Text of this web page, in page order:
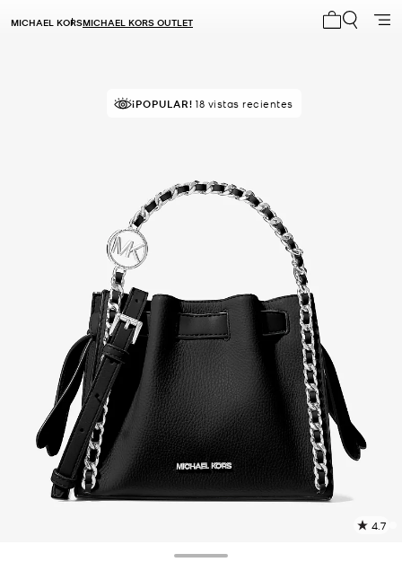
MICHAEL KORSMICHAEL KORS OUTLET
MEJOR VALORADO el 85% le da 5 estrellas
¡POPULAR! 18 vistas recientes
4.7